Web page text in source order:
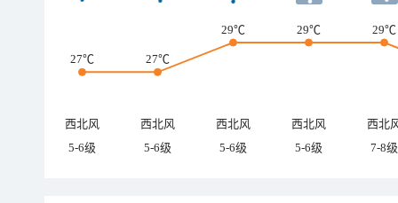
27℃ 27℃
29℃ 29℃ 29℃
西北风 西北风 西北风 西北风
西北
5-6级
5-6级 5-6级 5-6级 7-8级